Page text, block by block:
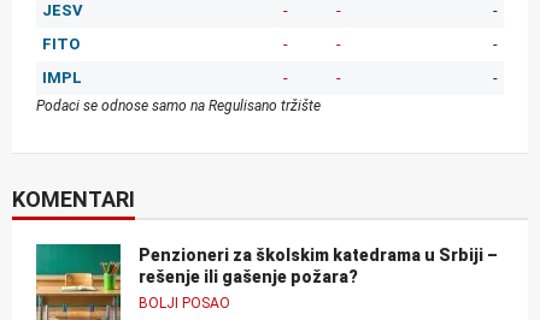
JESV
- -
-
FITO
- -
-
IMPL
- - -
Podaci se odnose samo na Regulisano tržište
KOMENTARI
Penzioneri za školskim katedrama u Srbiji –
rešenje ili gašenje požara?
BOLJI POSAO